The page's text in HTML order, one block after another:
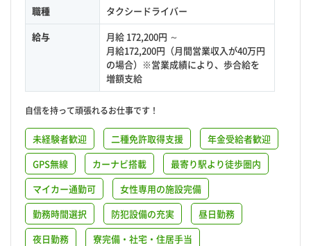
職種
タクシードライバー
給与
月給 172,200円 ～
月給172,200円（月間営業収入が40万円
の場合）※営業成績により、歩合給を
増額支給
自信を持って頑張れるお仕事です！
未経験者歓迎 二種免許取得支援
年金受給者歓迎
GPS無線
カーナビ搭載
最寄り駅より徒歩圏内
マイカー通勤可
女性専用の施設完備
勤務時間選択
防犯設備の充実
昼日勤務
夜日勤務
寮完備・社宅・住居手当